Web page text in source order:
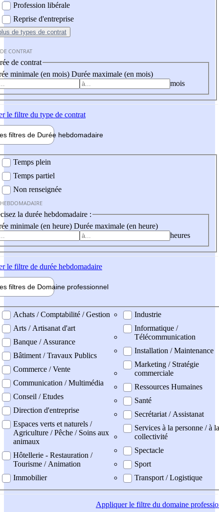
Profession libérale
Reprise d'entreprise
de types de contrat
CONTRAT
de contrat
minimale (en mois) Durée maximale (en mois)
mois
le filtre du type de contrat
filtres de Durée hebdomadaire
Temps plein
Temps partiel
Non renseignée
la durée hebdomadaire :
minimale (en heure) Durée maximale (en heure)
heures
le filtre de durée hebdomadaire
filtres de Domaine professionnel
professionel
Achats / Comptabilité / Gestion
Arts / Artisanat d'art
Banque / Assurance
Bâtiment / Travaux Publics
Commerce / Vente
Communication / Multimédia
Conseil / Etudes
Direction d'entreprise
Espaces verts et naturels /
Agriculture / Pêche / Soins aux
animaux
Hôtellerie - Restauration /
Tourisme / Animation
Immobilier
Industrie
Informatique /
Télécommunication
Installation / Maintenance
Marketing / Stratégie
commerciale
Ressources Humaines
Santé
Secrétariat / Assistanat
Services à la personne / à la
collectivité
Spectacle
Sport
Transport / Logistique
Appliquerle filtre du domaine